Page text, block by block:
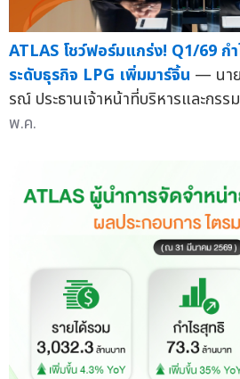
ATLAS โชว์ฟอร์มแกร่ง! Q1/69 ก
ระดับธุรกิจ LPG เพิ่มมาร์จิ้น — นา
รณ์ ประธานเจ้าหน้าที่บริหารและกรร
พ.ค.